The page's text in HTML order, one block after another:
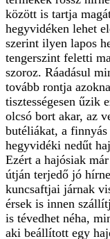
között is tartja
hegyvidéken lehet
szerint ilyen lapos
tengerszint feletti
szoroz. Ráadásul
tovább rontja
tisztességesen űzik
olcsó bort akar, az
butéliákat, a
hegyvidéki nedűt
Ezért a hajósiak
útján terjedő jó
kuncsaftjai járnak
érsek is innen
is tévedhet néha,
aki beállított egy